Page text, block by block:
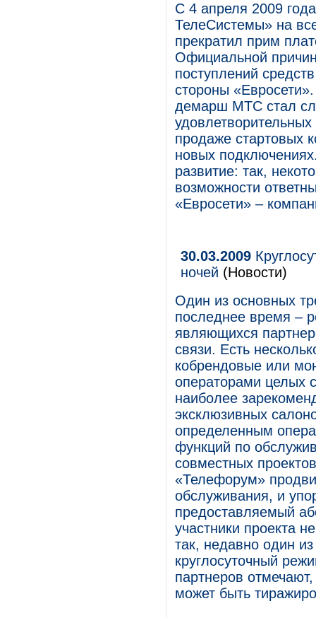
С 4 апреля 2009
ТелеСистемы» на
прекратил прим
Официальной
поступлений
стороны
демарш МТС стал
продаже стартовых
новых
развитие: так,
возможности
«Евросети» –
30.03.2009
ночей (Новости)
Один из основных
последнее время –
являющихся
связи. Есть
кобрендовые или
операторами целых
наиболее
эксклюзивных
определенным
функций по
совместных
«Телефорум»
обслуживания, и
предоставляемый
участники проекта
так, недавно один
круглосуточный
партнеров
может быть